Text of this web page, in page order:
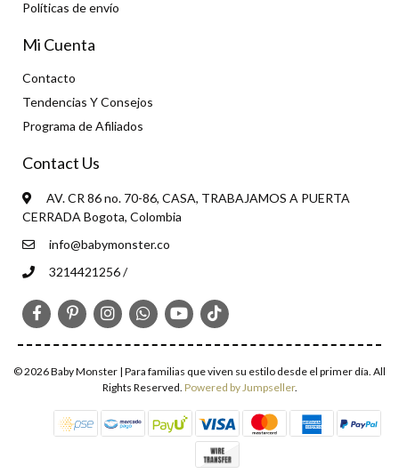
Políticas de envío
Mi Cuenta
Contacto
Tendencias Y Consejos
Programa de Afiliados
Contact Us
AV. CR 86 no. 70-86, CASA, TRABAJAMOS A PUERTA
CERRADA Bogota, Colombia
info@babymonster.co
3214421256 /
© 2026 Baby Monster | Para familias que viven su estilo desde el primer día. All
Rights Reserved. Powered by Jumpseller.